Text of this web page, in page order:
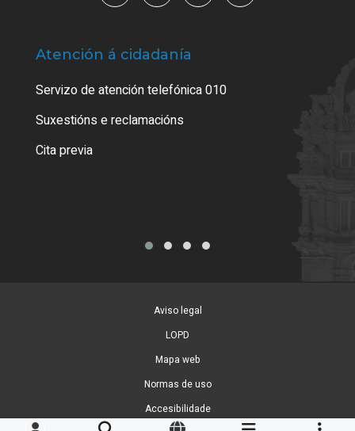
Atención á cidadanía
Servizo de atención telefónica 010
Suxestións e reclamacións
Cita previa
Aviso legal
LOPD
Mapa web
Normas de uso
Accesibilidade